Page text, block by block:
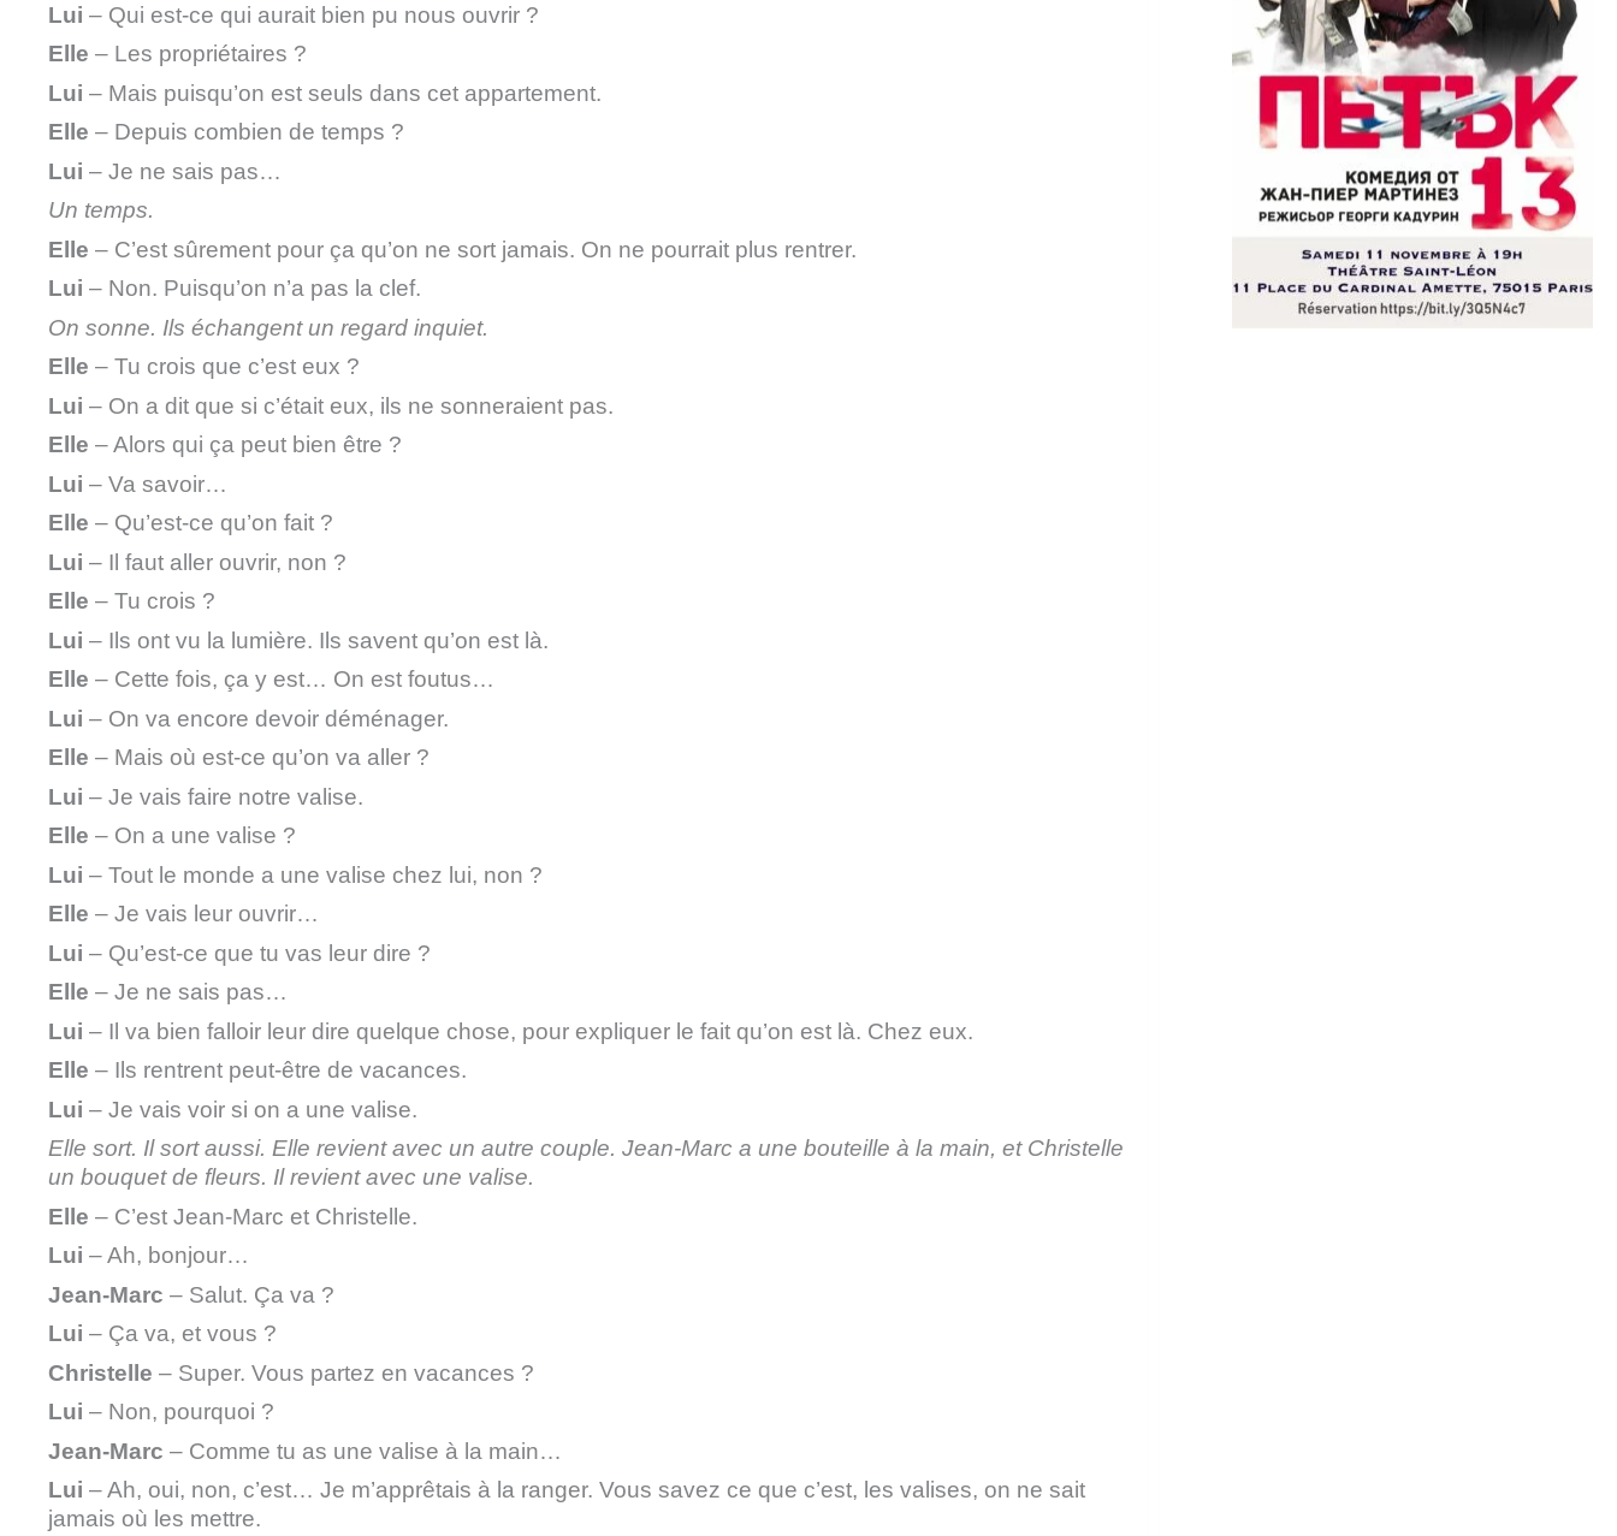
Lui – Qui est-ce qui aurait bien pu nous ouvrir ?
Elle – Les propriétaires ?
Lui – Mais puisqu’on est seuls dans cet appartement.
Elle – Depuis combien de temps ?
Lui – Je ne sais pas…
Un temps.
Elle – C’est sûrement pour ça qu’on ne sort jamais. On ne pourrait plus rentrer.
Lui – Non. Puisqu’on n’a pas la clef.
On sonne. Ils échangent un regard inquiet.
Elle – Tu crois que c’est eux ?
Lui – On a dit que si c’était eux, ils ne sonneraient pas.
Elle – Alors qui ça peut bien être ?
Lui – Va savoir…
Elle – Qu’est-ce qu’on fait ?
Lui – Il faut aller ouvrir, non ?
Elle – Tu crois ?
Lui – Ils ont vu la lumière. Ils savent qu’on est là.
Elle – Cette fois, ça y est… On est foutus…
Lui – On va encore devoir déménager.
Elle – Mais où est-ce qu’on va aller ?
Lui – Je vais faire notre valise.
Elle – On a une valise ?
Lui – Tout le monde a une valise chez lui, non ?
Elle – Je vais leur ouvrir…
Lui – Qu’est-ce que tu vas leur dire ?
Elle – Je ne sais pas…
Lui – Il va bien falloir leur dire quelque chose, pour expliquer le fait qu’on est là. Chez eux.
Elle – Ils rentrent peut-être de vacances.
Lui – Je vais voir si on a une valise.
Elle sort. Il sort aussi. Elle revient avec un autre couple. Jean-Marc a une bouteille à la main, et Christelle
un bouquet de fleurs. Il revient avec une valise.
Elle – C’est Jean-Marc et Christelle.
Lui – Ah, bonjour…
Jean-Marc – Salut. Ça va ?
Lui – Ça va, et vous ?
Christelle – Super. Vous partez en vacances ?
Lui – Non, pourquoi ?
Jean-Marc – Comme tu as une valise à la main…
Lui – Ah, oui, non, c’est… Je m’apprêtais à la ranger. Vous savez ce que c’est, les valises, on ne sait
jamais où les mettre.